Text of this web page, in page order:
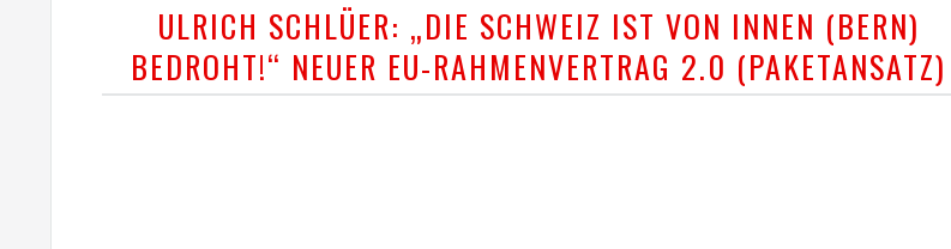
ULRICH SCHLÜER: „DIE SCHWEIZ IST VON INNEN (BERN)
BEDROHT!“ NEUER EU-RAHMENVERTRAG 2.0 (PAKETANSATZ)